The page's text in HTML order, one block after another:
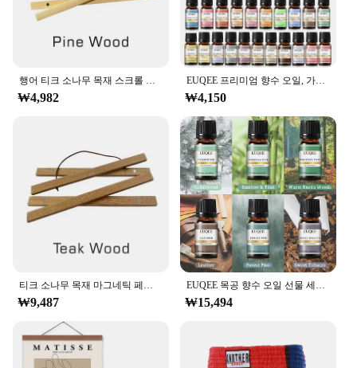
행어 티크 소나무 목재 스크롤 페인팅 프레임, 마그네틱 포스터, 5 색 목재 사진 프레임, 블랙 화이트 캔버스 프레임, 2130 40, 50cm
₩4,982
EUQEE 프리미엄 향수 오일, 가습기 디퓨저, 코코넛 바닐라 숲 소나무 백단향 대나무 및 티크 망고 아로마 오일, 10ml
₩4,150
티크 소나무 목재 마그네틱 페인팅 프레임, 나무 사진 프레임, 페인팅 캔버스 포스터 프레임, 캔버스 프레임, 아트 행거, 크리스마스, 21-100 cm
₩9,487
EUQEE 목공 향수 오일 선물 세트, 달콤한 담배, 숲 소나무, 가죽, 삼나무, 따뜻한 소박한 숲, 대나무 티크, 6 병, 10ml
₩15,494